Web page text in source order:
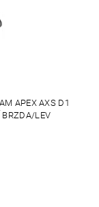
APEX AXS D1
BRZDA/LEV